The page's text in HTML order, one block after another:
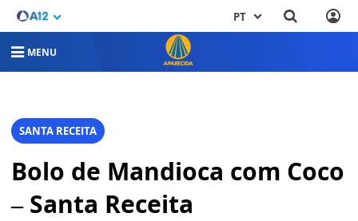
PT
MENU
SANTA RECEITA
Bolo de Mandioca com Coco
– Santa Receita